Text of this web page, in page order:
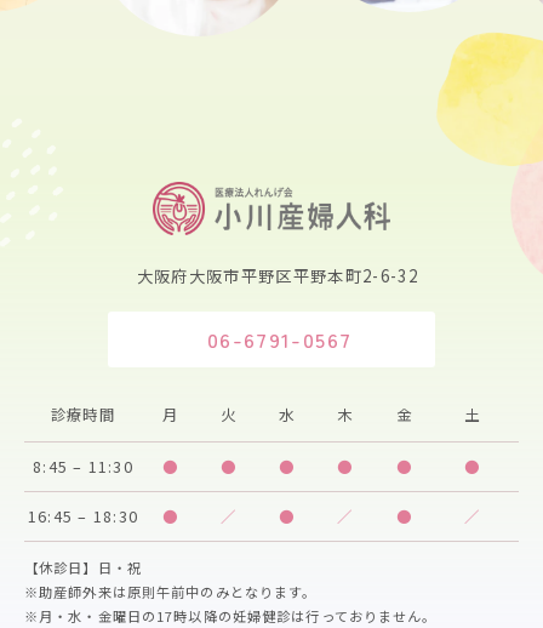
大阪府大阪市平野区平野本町2-6-32
06-6791-0567
【休診日】日・祝
※助産師外来は原則午前中のみとなります。
※月・水・金曜日の17時以降の妊婦健診は行っておりません。
診療時間 月 火 水 木 金 土
8:45 – 11:30 ● ● ● ● ● ●
16:45 – 18:30 ● ／ ● ／ ● ／